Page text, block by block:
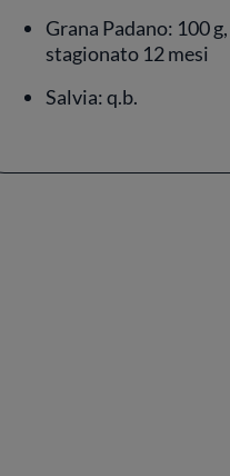
Grana Padano: 100 g,
stagionato 12 mesi
Salvia: q.b.